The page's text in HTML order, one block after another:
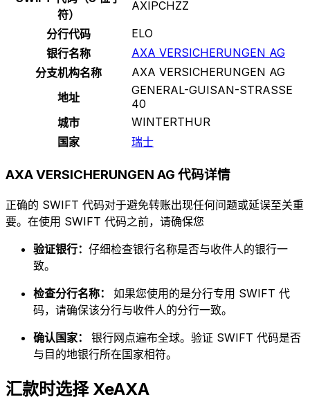
符）
AXIPCHZZ
分行代码
ELO
银行名称
AXA VERSICHERUNGEN AG
分支机构名称
AXA VERSICHERUNGEN AG
地址
GENERAL-GUISAN-STRASSE
40
城市
WINTERTHUR
国家
瑞士
AXA VERSICHERUNGEN AG 代码详情
正确的 SWIFT 代码对于避免转账出现任何问题或延误至关重
要。在使用 SWIFT 代码之前，请确保您
验证银行： 仔细检查银行名称是否与收件人的银行一
致。
检查分行名称： 如果您使用的是分行专用 SWIFT 代
码，请确保该分行与收件人的分行一致。
确认国家： 银行网点遍布全球。验证 SWIFT 代码是否
与目的地银行所在国家相符。
汇款时选择 XeAXA